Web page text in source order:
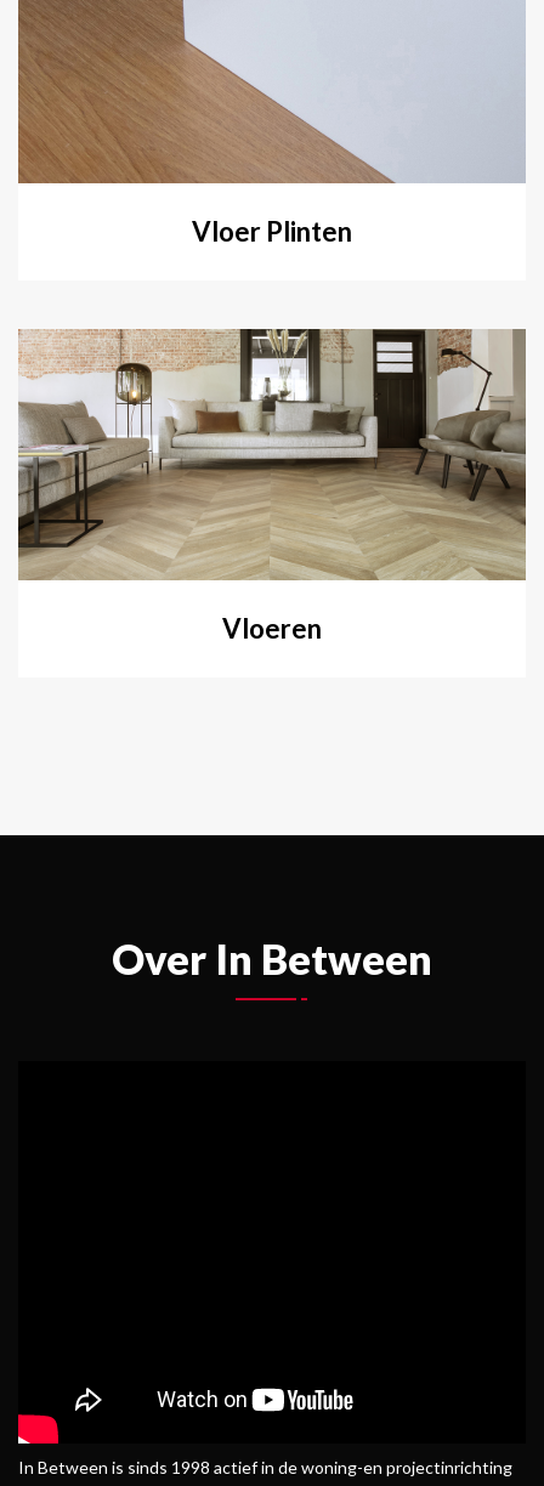
Vloer Plinten
Vloeren
Over In Between
In Between is sinds 1998 actief in de woning-en projectinrichting